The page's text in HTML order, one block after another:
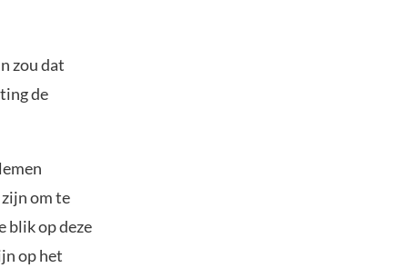
zou dat
de
om te
blik op deze
op het